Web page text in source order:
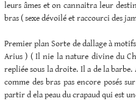
leurs âmes et on cannaitra leur
bras ( sexe dévoilé et raccourci des
Premier plan Sorte de dallage à
Arius ) ( Il nie la nature divine du
repliée sous la droite. Il a de la
comme des bras pas encore posés
partir d ela peau du crapaud qui est